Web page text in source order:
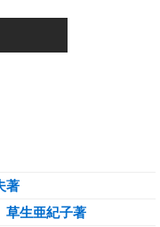
著
草生亜紀子著